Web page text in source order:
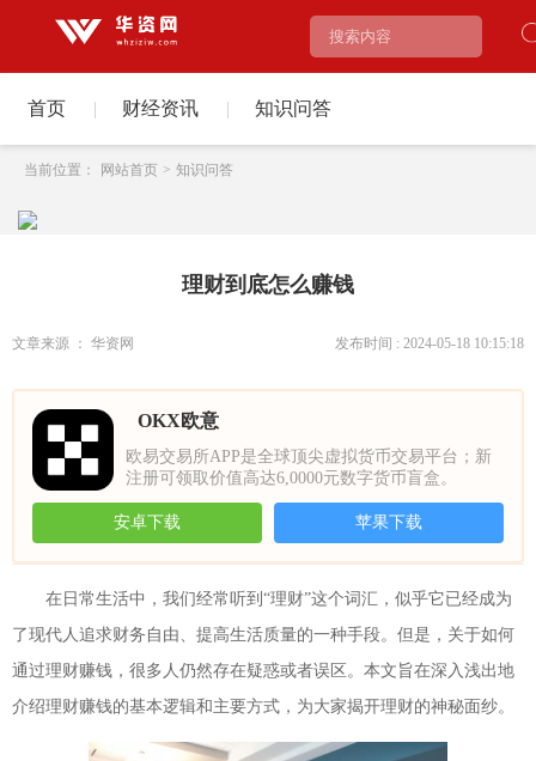
首页 | 财经资讯 | 知识问答
当前位置： 网站首页 > 知识问答
理财到底怎么赚钱
文章来源 ： 华资网 发布时间 : 2024-05-18 10:15:18
OKX欧意
欧易交易所APP是全球顶尖虚拟货币交易平台；新
注册可领取价值高达6,0000元数字货币盲盒。
安卓下载 苹果下载
在日常生活中，我们经常听到“理财”这个词汇，似乎它已经成为
了现代人追求财务自由、提高生活质量的一种手段。但是，关于如何
通过理财赚钱，很多人仍然存在疑惑或者误区。本文旨在深入浅出地
介绍理财赚钱的基本逻辑和主要方式，为大家揭开理财的神秘面纱。